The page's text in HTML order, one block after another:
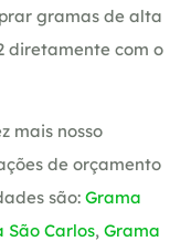
gramas de alta
diretamente com o
mais nosso
de orçamento
são: Grama
São Carlos, Grama